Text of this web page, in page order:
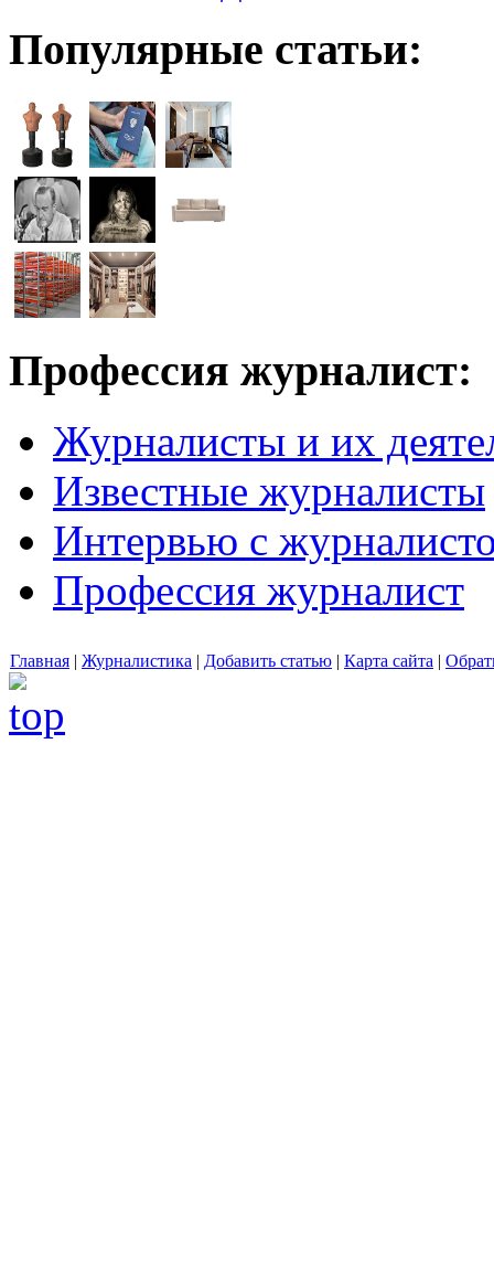
Популярные статьи:
Профессия журналист:
Журналисты и их
Известные журналисты
Интервью с
Профессия журналист
Главная | Журналистика | Добавить статью | Карта сайта |